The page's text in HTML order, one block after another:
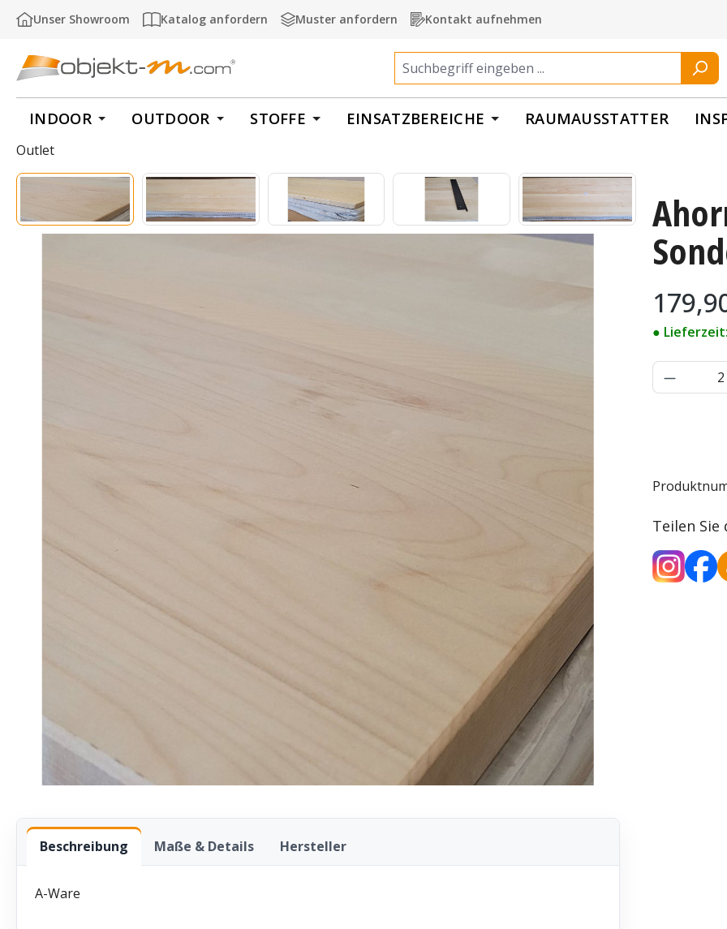
Hauptinhalt springen
Zur Suche springen
Zur Hauptnavigation springen
Unser Showroom Katalog anfordern Muster anfordern Kontakt aufnehmen
INDOOR OUTDOOR STOFFE EINSATZBEREICHE RAUMAUSSTATTER
Regulärer
●
Teilen Sie
Outlet
Bildergalerie überspringen
Beschreibung Maße & Details Hersteller
A-Ware